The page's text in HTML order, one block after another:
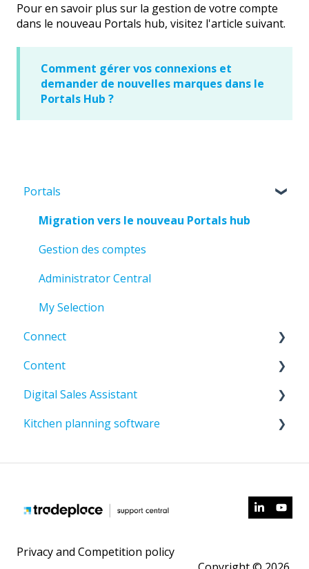
Pour en savoir plus sur la gestion de votre compte
dans le nouveau Portals hub, visitez l'article suivant.
Comment gérer vos connexions et
demander de nouvelles marques dans le
Portals Hub ?
Portals
Migration vers le nouveau Portals hub
Gestion des comptes
Administrator Central
My Selection
Connect
Code d'erreur Business - Type "E"
Développeurs
TMH2 Questions fréquentes
Content
General
TradePI Standard
Digital Sales Assistant
Gestion des comptes
Kitchen planning software
Privacy and Competition policy